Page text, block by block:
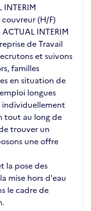
INTERIM
couvreur (H/F)
INTERIM
de Travail
et suivons
familles
en situation de
longues
individuellement
tout au long de
trouver un
une offre
la pose des
mise hors d'eau
le cadre de